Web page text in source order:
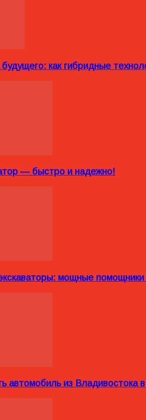
будущего: как гибридные
— быстро и надежно!
мощные помощники
автомобиль из Владивостока